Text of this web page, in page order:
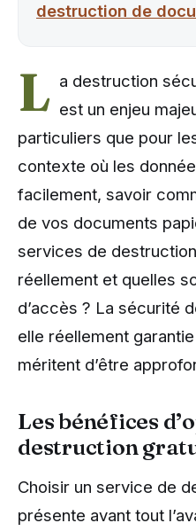
destruction de
L a destruction
est un enjeu
particuliers que pour
contexte où les
facilement, savoir
de vos documents
services de
réellement et quelles
d’accès ? La sécurité
elle réellement
méritent d’être
Les bénéfices
destruction
Choisir un service de
présente avant tout